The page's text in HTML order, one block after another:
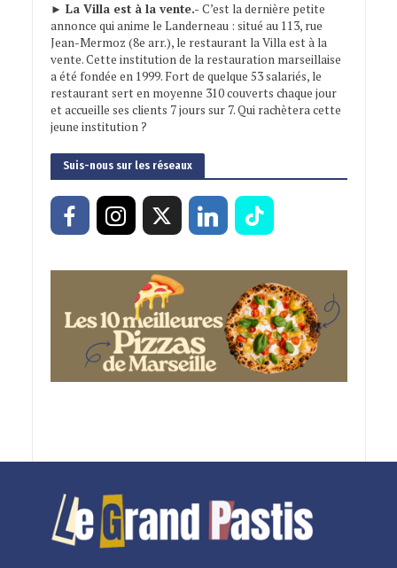
► La Villa est à la vente.- C’est la dernière petite
annonce qui anime le Landerneau : situé au 113, rue
Jean-Mermoz (8e arr.), le restaurant la Villa est à la
vente. Cette institution de la restauration marseillaise
a été fondée en 1999. Fort de quelque 53 salariés, le
restaurant sert en moyenne 310 couverts chaque jour
et accueille ses clients 7 jours sur 7. Qui rachètera cette
jeune institution ?
Suis-nous sur les réseaux